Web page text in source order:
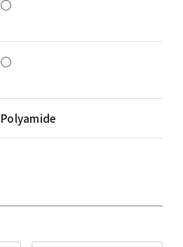
◯
◯
Polyamide